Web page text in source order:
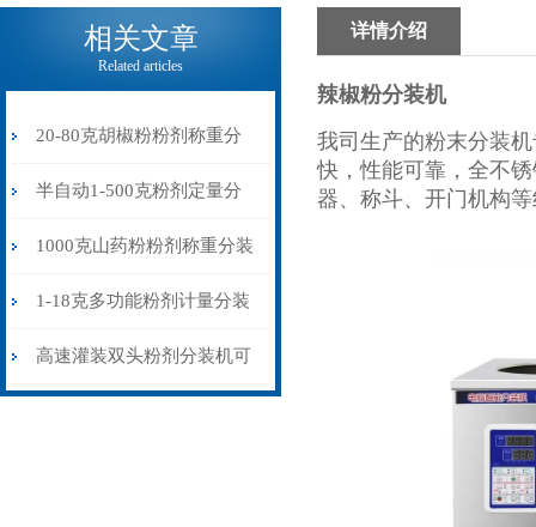
相关文章
Related articles
20-80克胡椒粉粉剂称重分
装机可配流水线
半自动1-500克粉剂定量分
装机强力震动下料
1000克山药粉粉剂称重分装
机震动螺旋下料
1-18克多功能粉剂计量分装
机厂家现货
高速灌装双头粉剂分装机可
详情介绍
辣椒粉分装机
我司生产的粉末分装
快，性能可靠，全不
器、称斗、开门机构